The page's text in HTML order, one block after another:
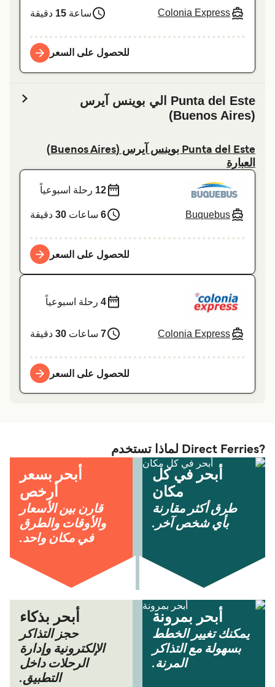
Colonia Express ساعة15دقيقة
للحصول على السعر
Punta del Este الي بوينس آيرس
Punta del Este بوينس آيرس (Buenos Aires)
العبارة
Buquebus
12رحلة اسبوعياً
6 ساعات30دقيقة
للحصول على السعر
Colonia Express
4رحلة اسبوعياً
7 ساعات30دقيقة
للحصول على السعر
أبحر في كل
مكان
طرق أكثر مقارنة
بأي شخص آخر.
أبحر بسعر
أرخص
قارن بين الأسعار
والأوقات والطرق
في مكان واحد.
أبحر بمرونة
يمكنك تغيير الخطط
بسهولة مع التذاكر
المرنة.
أبحر بذكاء
حجز التذاكر
الإلكترونية وإدارة
الرحلات داخل
التطبيق.